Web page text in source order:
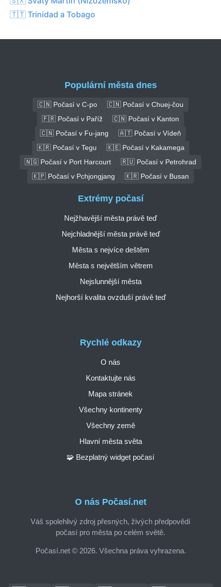
🇹🇹 Trinidad a Tobago
Populární města dnes
🇨🇳 Počasí v C-po
🇨🇳 Počasí v Chuej-čou
🇫🇷 Počasí v Paříž
🇨🇳 Počasí v Kanton
🇨🇳 Počasí v Fu-jang
🇦🇹 Počasí v Vídeň
🇰🇷 Počasí v Tegu
🇰🇪 Počasí v Kakamega
🇳🇬 Počasí v Port Harcourt
🇷🇺 Počasí v Petrohrad
🇰🇵 Počasí v Pchjongjang
🇰🇷 Počasí v Busan
O nás Počasí.net
Váš spolehlivý zdroj přesných, živých předpovědí
počasí pro města po celém světě.
Počasí.net © 2026. Všechna práva vyhrazena.
Rychlé odkazy
O nás
Kontaktujte nás
Mapa stránek
Všechny kontinenty
Všechny země
Hlavní města světa
🧩 Bezplatný widget počasí
Extrémy počasí
Nejžhavější města právě teď
Nejchladnější města právě teď
Města s nejvíce deštěm
Města s největším větrem
Nejslunnější města
Nejhorší kvalita ovzduší právě teď